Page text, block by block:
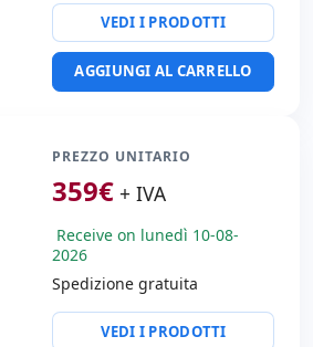
VEDI I PRODOTTI
AGGIUNGI AL CARRELLO
PREZZO UNITARIO
359€ + IVA
Receive on lunedì 10-08-
2026
Spedizione gratuita
VEDI I PRODOTTI